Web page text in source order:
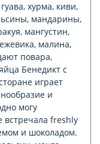
хурма, киви,
мандарины,
мангустин,
малина,
повара,
Бенедикт с
играет
и
могу
встречала freshly
и шоколадом.